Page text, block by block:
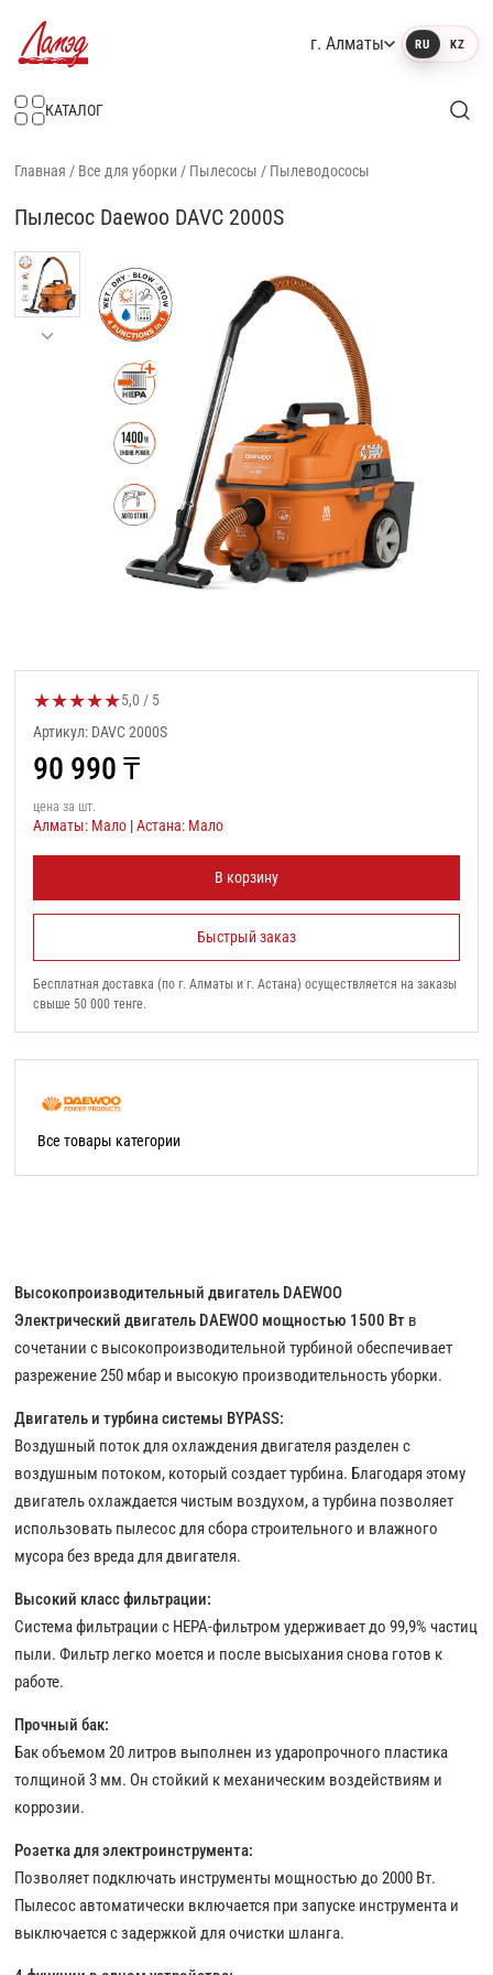
г. Алматы RU KZ
КАТАЛОГ
Главная / Все для уборки / Пылесосы / Пылеводососы
Пылесос Daewoo DAVC 2000S
Высокопроизводительный двигатель DAEWOO
Электрический двигатель DAEWOO мощностью 1500 Вт в
сочетании с высокопроизводительной турбиной обеспечивает
разрежение 250 мбар и высокую производительность уборки.
Двигатель и турбина системы BYPASS:
Воздушный поток для охлаждения двигателя разделен с
воздушным потоком, который создает турбина. Благодаря этому
двигатель охлаждается чистым воздухом, а турбина позволяет
использовать пылесос для сбора строительного и влажного
мусора без вреда для двигателя.
Высокий класс фильтрации:
Система фильтрации с HEPA-фильтром удерживает до 99,9% частиц
пыли. Фильтр легко моется и после высыхания снова готов к
работе.
Прочный бак:
Бак объемом 20 литров выполнен из ударопрочного пластика
толщиной 3 мм. Он стойкий к механическим воздействиям и
коррозии.
Розетка для электроинструмента:
Позволяет подключать инструменты мощностью до 2000 Вт.
Пылесос автоматически включается при запуске инструмента и
выключается с задержкой для очистки шланга.
★★★★★Оценка товара:
5,0 / 5
Артикул: DAVC 2000S
90 990 ₸
цена за шт.
Алматы: Мало |Астана: Мало
В корзину
Быстрый заказ
Бесплатная доставка (по г. Алматы и г. Астана) осуществляется на заказы
свыше 50 000 тенге.
Все товары категории